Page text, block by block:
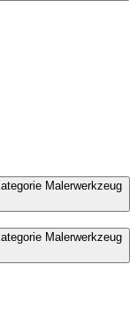
Malerwerkzeug
Malerwerkzeug